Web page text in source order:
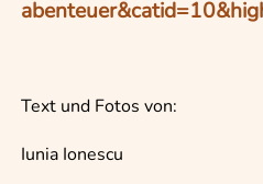
Text und Fotos von:
Iunia Ionescu